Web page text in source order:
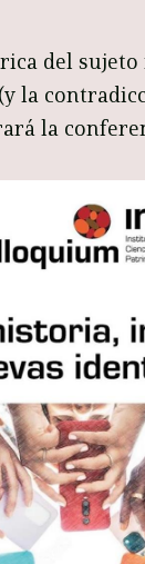
del sujeto
la
la